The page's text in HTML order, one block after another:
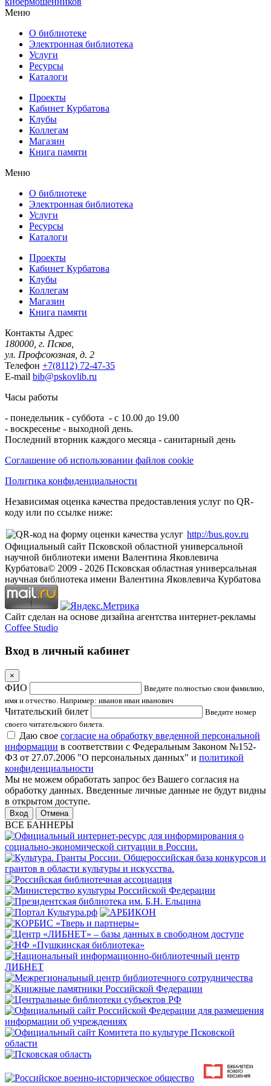
Меню
О библиотеке
Электронная библиотека
Услуги
Ресурсы
Каталоги
Проекты
Кабинет Курбатова
Клубы
Коллегам
Магазин
Книга памяти
Меню
О библиотеке
Электронная библиотека
Услуги
Ресурсы
Каталоги
Проекты
Кабинет Курбатова
Клубы
Коллегам
Магазин
Книга памяти
Контакты Адрес
180000, г. Псков,
ул. Профсоюзная, д. 2
Телефон +7(8112) 72-47-35
E-mail bib@pskovlib.ru
Часы работы
- понедельник - суббота - с 10.00 до 19.00
- воскресенье - выходной день.
Последний вторник каждого месяца - санитарный день
Соглашение об использовании файлов cookie
Политика конфиденциальности
Независимая оценка качества предоставления услуг по QR-
коду или по ссылке ниже:
http://bus.gov.ru
Официальный сайт Псковской областной универсальной
научной библиотеки имени Валентина Яковлевича
Курбатова© 2009 - 2026 Псковская областная универсальная
научная библиотека имени Валентина Яковлевича Курбатова
Сайт сделан на основе дизайна агентства интернет-рекламы
Coffee Studio
Вход в личный кабинет
×
ФИО
Введите полностью свои фамилию,
имя и отчество. Например: иванов иван иванович
Читательский билет
Введите номер
своего читательского билета.
Даю свое согласие на обработку введенной персональной
информации в соответствии с Федеральным Законом №152-
ФЗ от 27.07.2006 "О персональных данных" и политикой
конфиденциальности
Мы не можем обработать запрос без Вашего согласия на
обработку данных. Введенные личные данные не будут видны
в открытом доступе.
Отмена
ВСЕ БАННЕРЫ